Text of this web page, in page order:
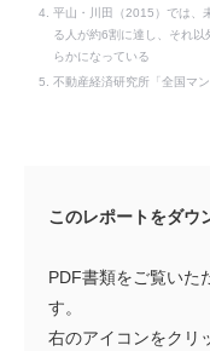
平山・川田（2015）では、
る人が約6割に達し、それ
らかになっている
不動産経済研究所「全国マ
このレポートをダウ
PDF書類をご覧いた
す。
右のアイコンをクリ